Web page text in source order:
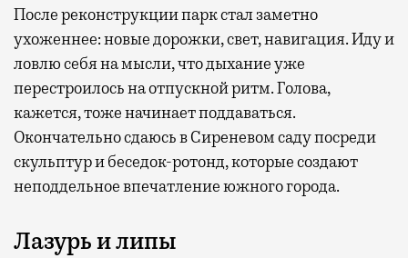
После реконструкции парк стал заметно
ухоженнее: новые дорожки, свет, навигация. Иду и
ловлю себя на мысли, что дыхание уже
перестроилось на отпускной ритм. Голова,
кажется, тоже начинает поддаваться.
Окончательно сдаюсь в Сиреневом саду посреди
скульптур и беседок-ротонд, которые создают
неподдельное впечатление южного города.
Лазурь и липы